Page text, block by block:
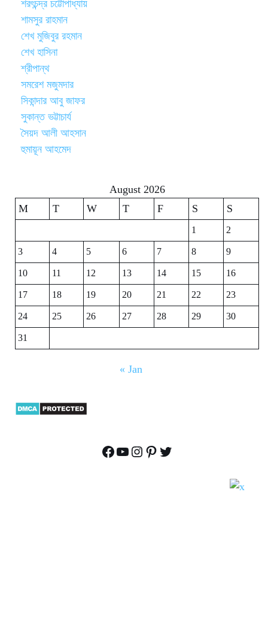
শরৎচন্দ্র চট্টোপাধ্যায়
শামসুর রাহমান
শেখ মুজিবুর রহমান
শেখ হাসিনা
শ্রীপান্থ
সমরেশ মজুমদার
সিকান্দার আবু জাফর
সুকান্ত ভট্টাচার্য
সৈয়দ আলী আহসান
হুমায়ূন আহমেদ
August 2026
M
T W T F S S
1
2
3
4 5 6 7 8
9
10
11 12 13 14 15
16
17
18 19 20 21 22
23
24
25 26 27 28 29
30
31
« Jan